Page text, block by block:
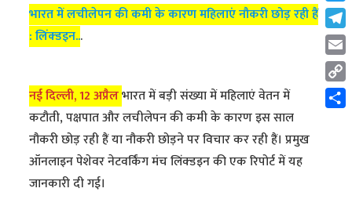
भारत में लचीलेपन की कमी के कारण महिलाएं नौकरी छोड़ रही हैं
: लिंक्डइन...
नई दिल्ली, 12 अप्रैलभारत में बड़ी संख्या में महिलाएं वेतन में
कटौती, पक्षपात और लचीलेपन की कमी के कारण इस साल
नौकरी छोड़ रही हैं या नौकरी छोड़ने पर विचार कर रही हैं। प्रमुख
ऑनलाइन पेशेवर नेटवर्किंग मंच लिंक्डइन की एक रिपोर्ट में यह
जानकारी दी गई।
Copy
Link